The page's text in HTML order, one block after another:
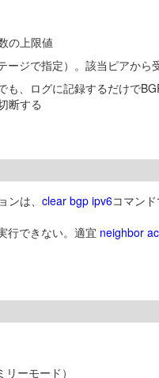
の上限値
ジで指定）。該当ピアか
、ログに記録するだけで
断する
は、 clear bgp ipv6コマン
行できない。適宜 neighbor